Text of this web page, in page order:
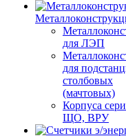
для ЛЭП
для
столбовых
(мачтовых)
Корпуса
ЩО, ВРУ